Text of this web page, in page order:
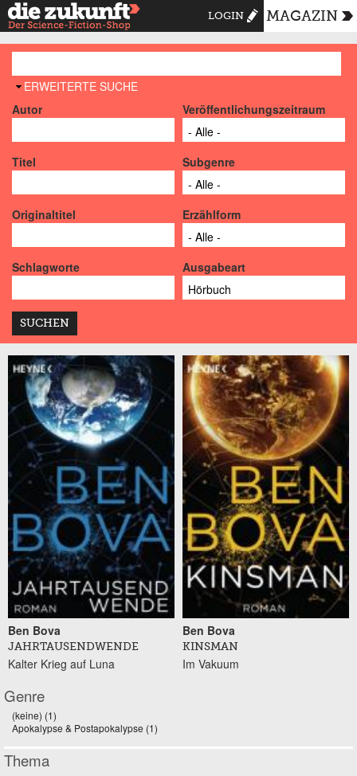
LOGIN MAGAZIN
AUSBLENDEN
ERWEITERTE SUCHE
Autor
Veröffentlichungszeitraum
Titel Subgenre
Originaltitel Erzählform
Schlagworte Ausgabeart
Ben Bova
JAHRTAUSENDWENDE
Kalter Krieg auf Luna
Ben Bova
KINSMAN
Im Vakuum
Genre
(keine) (1)
Apokalypse & Postapokalypse (1)
Thema